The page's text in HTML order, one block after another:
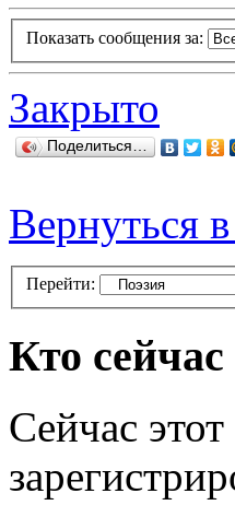
Показать сообщения за:
Закрыто
Поделиться…
Вернуться
Перейти:
Кто
Сейчас